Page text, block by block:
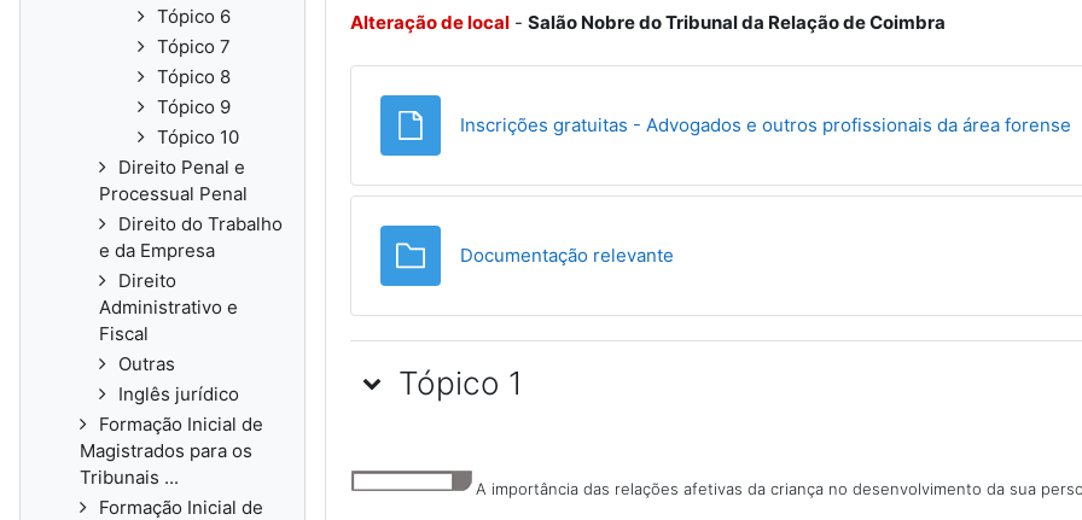
Alteração de local- Salão Nobre do Tribunal da Relação de Coimbra
Inscrições gratuitas - Advogados e outros profissionais da área forense
Documentação relevantePasta
Tópico 1
A importância das relações afetivas da criança no desenvolvimento da sua
Tópico 6
Tópico 7
Tópico 8
Tópico 9
Tópico 10
Direito Penal e
Processual Penal
Direito do Trabalho
e da Empresa
Direito
Administrativo e
Fiscal
Outras
Inglês jurídico
Formação Inicial de
Magistrados para os
Tribunais ...
Formação Inicial de